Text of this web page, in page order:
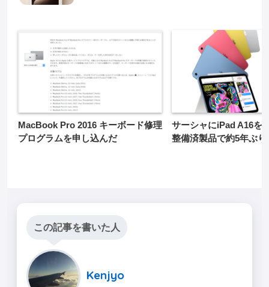
MacBook Pro 2016 キーボード修理
プログラムを申し込んだ
サーシャにiPad A16を
整備済製品で約5年ぶ
この記事を書いた人
Kenjyo